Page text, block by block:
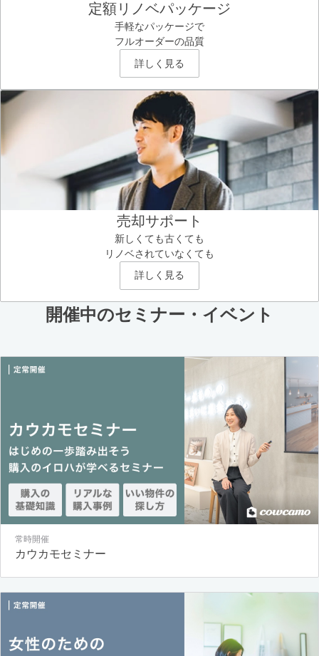
定額リノベパッケージ
手軽なパッケージで
フルオーダーの品質
詳しく見る
売却サポート
新しくても古くても
リノベされていなくても
詳しく見る
開催中のセミナー・イベント
常時開催
カウカモセミナー